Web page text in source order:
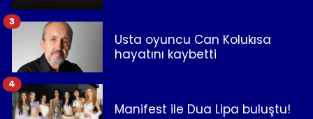
Usta oyuncu Can Kolukısa
hayatını kaybetti
3
Manifest ile Dua Lipa buluştu!
4